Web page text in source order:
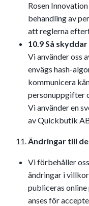
Rosen
behandling av
att reglerna
10.9 Så
Vi använder oss
envägs hash-
kommunicera
personuppgifter
Vi använder en
av Quickbutik
Ändringar till
Vi förbehåller
ändringar i
publiceras
anses för